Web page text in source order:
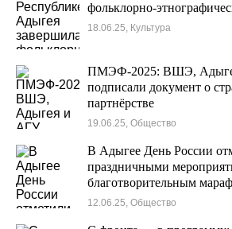
фольклорно-
18.06.25, Культура
ПМЭФ-2025: ВШЭ,
подписали документ о
партнёрстве
19.06.25, Общество
В Адыгее День России
праздничными
благотворительным
участников СВО
12.06.25, Общество